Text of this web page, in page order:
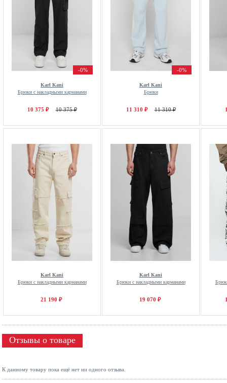
-0%
Karl Kani
Брюки с накладными карманами
10 375 ₽ 10 375 ₽
-0%
Karl Kani
Брюки
11 310 ₽ 11 310 ₽
Karl Kani
Брюки с накладными карманами
21 190 ₽
Karl Kani
Брюки с накладными карманами
19 070 ₽
Отзывы о товаре
К данному товару пока ещё нет ни одного отзыва.